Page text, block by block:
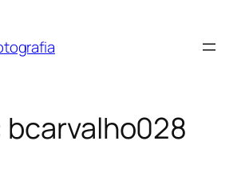
bcarvalho028